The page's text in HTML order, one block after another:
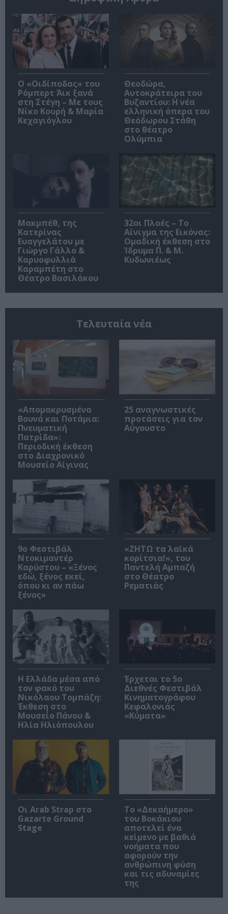
O «Οιδίποδας» του
Ρόμπερτ Άικ ξανά
στη Στέγη – Με τους
Νίκο Κουρή & Μαρία
Κεχαγιόγλου
Θεοδώρα,
Αυτοκράτειρα του
Βυζαντίου: Η νέα
ελληνική όπερα του
Θεόδωρου Στάθη
στο θέατρο
Ολύμπια
Μακμπέθ, της
Κατερίνας
Ευαγγελάτου με
Γιώργο Γάλλο &
Καρυοφυλλιά
Καραμπέτη στο
Θέατρο Βασιλάκου
32οι Πλοές – Το
Αίνιγμα της Εικόνας:
Ομαδική έκθεση στο
Ίδρυμα Π. & Μ.
Κυδωνιέως
Τελευταία νέα
«Απομακρυσμένα
Βουνά και Ποτάμια:
Πνευματική
Πατρίδα»:
Περιοδική έκθεση
στο Διαχρονικό
Μουσείο Αίγινας
25 αναγνωστικές
προτάσεις για τον
Αύγουστο
9ο Φεστιβάλ
Ντοκιμαντέρ
Καρύστου – «Ξένος
εδώ, ξένος εκεί,
όπου κι αν πάω
ξένος»
«ΖΗΤΩ τα λαϊκά
κορίτσια!», του
Παντελή Αμπαζή
στο Θέατρο
Ρεματιάς
Η Ελλάδα μέσα από
τον φακό του
Νικόλαου Τομπάζη:
Έκθεση στο
Μουσείο Πάνου &
Ηλία Ηλιόπουλου
Έρχεται το 5ο
Διεθνές Φεστιβάλ
Κινηματογράφου
Κεφαλονιάς
«Κύματα»
Οι Arab Strap στο
Gazarte Ground
Stage
Το «Δεκαήμερο»
του Βοκάκιου
αποτελεί ένα
κείμενο με βαθιά
νοήματα που
αφορούν την
ανθρώπινη φύση
και τις αδυναμίες
της